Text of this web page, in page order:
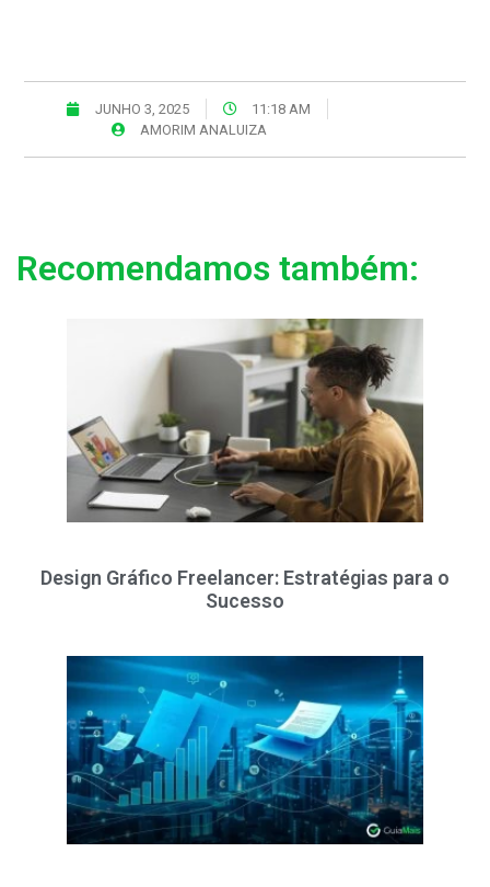
JUNHO 3, 2025
11:18 AM
AMORIM ANALUIZA
Recomendamos também:
Design Gráfico Freelancer: Estratégias para o
Sucesso